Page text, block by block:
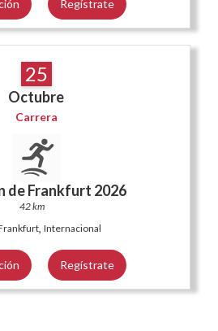
Regístrate
25
Octubre
Carrera
de Frankfurt 2026
42 km
, Internacional
Regístrate